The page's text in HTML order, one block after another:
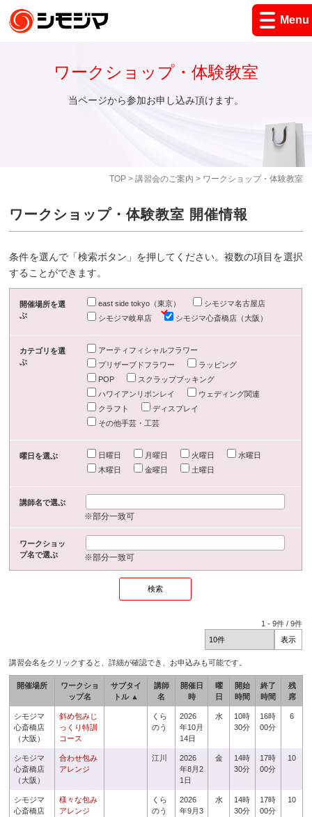
Menu
TOP> 講習会のご案内 > ワークショップ・体験教室
ワークショップ・体験教室
当ページから参加お申し込み頂けます。
ワークショップ・体験教室 開催情報
条件を選んで「検索ボタン」を押してください。複数の項目を選択
することができます。
開催場所を選
ぶ
east side tokyo（東京）
シモジマ名古屋店
シモジマ岐阜店
シモジマ心斎橋店（大阪）
カテゴリを選
ぶ
アーティフィシャルフラワー
プリザーブドフラワー
ラッピング
POP
スクラップブッキング
ハワイアンリボンレイ
ウェディング関連
クラフト
ディスプレイ
その他手芸・工芸
曜日を選ぶ 日曜日 月曜日 火曜日
水曜日
木曜日
金曜日 土曜日
講師名で選ぶ
※部分一致可
ワークショッ
プ名で選ぶ
※部分一致可
1 -9件 /9件
講習会名をクリックすると、詳細が確認でき、お申込みも可能です。
開催場所
ワークショ
ップ名
サブタイ
トル ▲
講師
名
開催日
時
曜
日
開始
時間
終了
時間
残
席
シモジマ
心斎橋店
（大阪）
斜め包みじ
っくり特訓
コース
くら
のう
2026
年10月
14日
水
10時
30分
16時
00分
6
シモジマ
心斎橋店
（大阪）
合わせ包み
アレンジ
江川
2026
年8月2
1日
金
14時
30分
17時
00分
10
シモジマ
心斎橋店
様々な包み
アレンジ
くら
のう
2026
年9月3
水
14時
30分
17時
00分
10